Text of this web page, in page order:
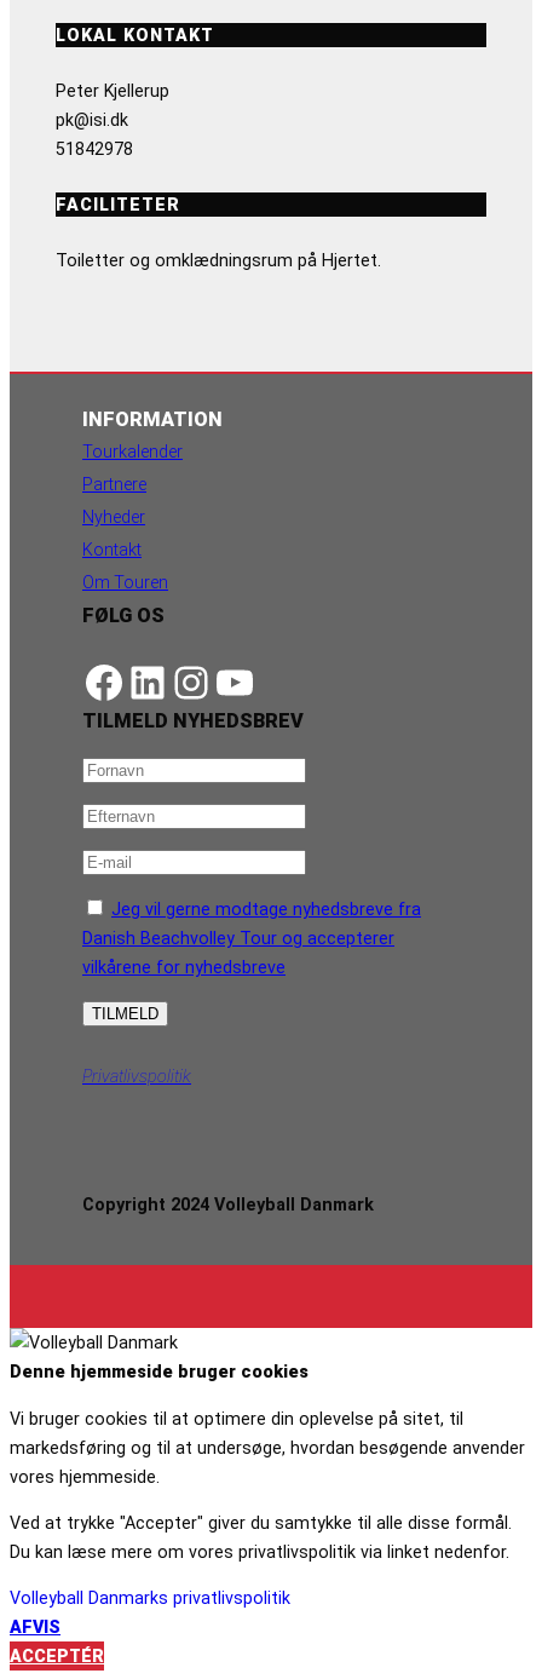
LOKAL KONTAKT
Peter Kjellerup
pk@isi.dk
51842978
FACILITETER
Toiletter og omklædningsrum på Hjertet.
INFORMATION
Tourkalender
Partnere
Nyheder
Kontakt
Om Touren
FØLG OS
https://www.facebook.com/danishbeachvolleytour LinkedIn Instagram YouTube
TILMELD NYHEDSBREV
Jeg vil gerne modtage nyhedsbreve fra
Danish Beachvolley Tour og accepterer
vilkårene for nyhedsbreve
Privatlivspolitik
Copyright 2024 Volleyball Danmark
Denne hjemmeside bruger cookies
Vi bruger cookies til at optimere din oplevelse på sitet, til
markedsføring og til at undersøge, hvordan besøgende anvender
vores hjemmeside.
Ved at trykke "Accepter" giver du samtykke til alle disse formål.
Du kan læse mere om vores privatlivspolitik via linket nedenfor.
Volleyball Danmarks privatlivspolitik
AFVIS
ACCEPTÉR